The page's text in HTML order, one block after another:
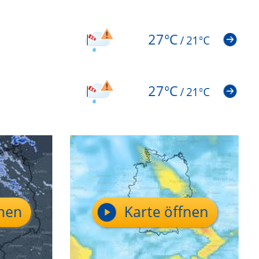
27°C/21°C
27°C/21°C
Karte öffnen